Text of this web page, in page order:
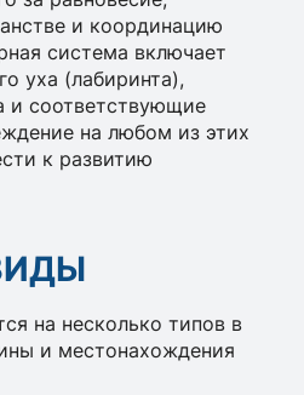
и координацию
система включает
уха (лабиринта),
и соответствующие
на любом из этих
к развитию
на несколько типов в
и местонахождения